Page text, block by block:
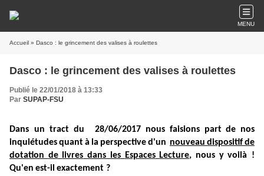
MENU
Accueil » Dasco : le grincement des valises à roulettes
Dasco : le grincement des valises à roulettes
Publié le 22/01/2018 à 13:33
Par SUPAP-FSU
Dans untract du 28/06/2017 nous faisions part de nos
inquiétudesquantà la perspectived'un nouveau dispositifde
dotation de livres dans les Espaces Lecture, nous y voilà !
Qu'en est-il exactement ?